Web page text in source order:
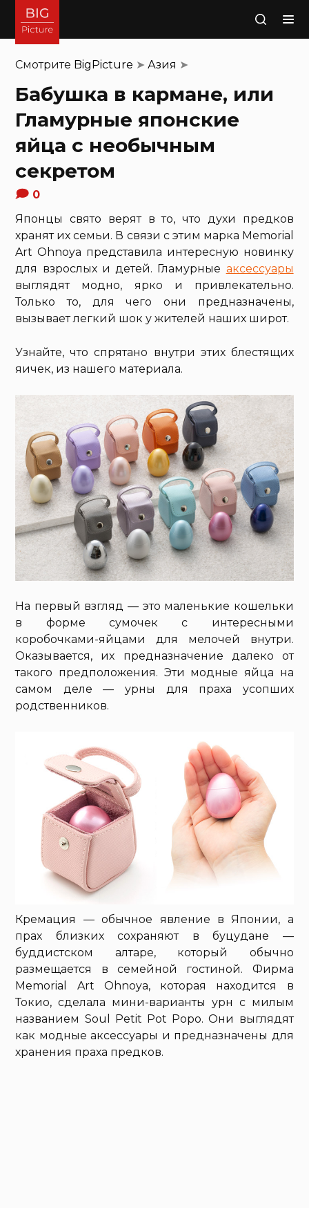
Поиск
Смотрите BigPicture ➤Азия ➤
Бабушка в кармане, или
Гламурные японские
яйца с необычным
секретом
0
Японцы свято верят в то, что духи предков
хранят их семьи. В связи с этим марка Memorial
Art Ohnoya представила интересную новинку
для взрослых и детей. Гламурные аксессуары
выглядят модно, ярко и привлекательно.
Только то, для чего они предназначены,
вызывает легкий шок у жителей наших широт.
Узнайте, что спрятано внутри этих блестящих
яичек, из нашего материала.
На первый взгляд — это маленькие кошельки
в форме сумочек с интересными
коробочками-яйцами для мелочей внутри.
Оказывается, их предназначение далеко от
такого предположения. Эти модные яйца на
самом деле — урны для праха усопших
родственников.
Кремация — обычное явление в Японии, а
прах близких сохраняют в буцудане —
буддистском алтаре, который обычно
размещается в семейной гостиной. Фирма
Memorial Art Ohnoya, которая находится в
Токио, сделала мини-варианты урн с милым
названием Soul Petit Pot Popo. Они выглядят
как модные аксессуары и предназначены для
хранения праха предков.